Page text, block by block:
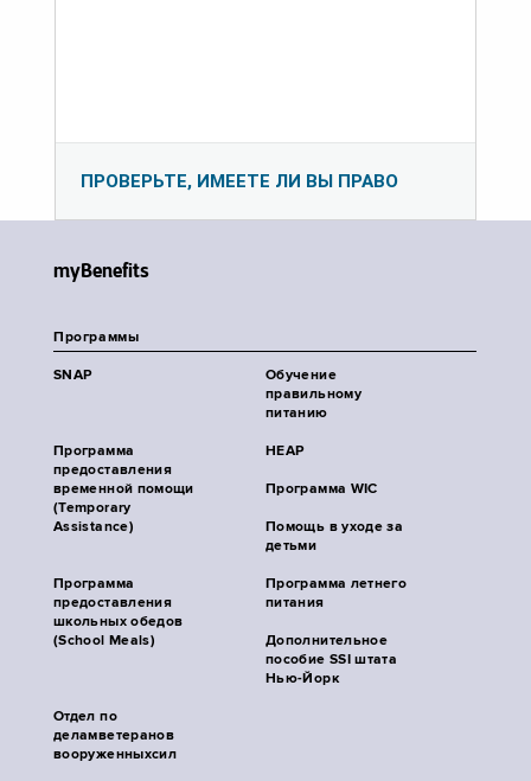
ПРОВЕРЬТЕ, ИМЕЕТЕ ЛИ ВЫ ПРАВО
myBenefits
Программы
SNAP
Обучение
правильному
питанию
Программа
предоставления
временной помощи
(Temporary
Assistance)
HEAP
Программа WIC
Помощь в уходе за
детьми
Программа
предоставления
школьных обедов
(School Meals)
Программа летнего
питания
Дополнительное
пособие SSI штата
Нью-Йорк
Отдел по
деламветеранов
вооруженныхсил